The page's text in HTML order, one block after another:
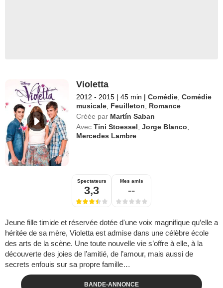
Violetta
2012 - 2015 | 45 min | Comédie ,Comédie
musicale Feuilleton
Romance
Créée par Martín Saban
Avec Tini Stoessel ,Jorge Blanco
Mercedes Lambre
Spectateurs
3,3
Mes amis
--
Jeune fille timide et réservée dotée d'une voix magnifique qu’elle a
héritée de sa mère, Violetta est admise dans une célèbre école
des arts de la scène. Une toute nouvelle vie s’offre à elle, à la
découverte des joies de l’amitié, de l’amour, mais aussi de
secrets enfouis sur sa propre famille…
BANDE-ANNONCE